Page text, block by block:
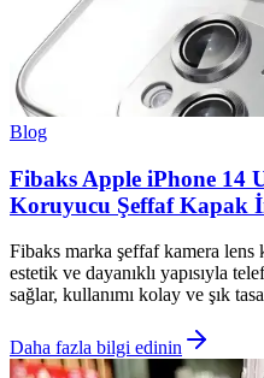
Blog
Fibaks Apple iPhone 14
Koruyucu Şeffaf Kapak
Fibaks marka şeffaf kamera
estetik ve dayanıklı yapısıyla
sağlar, kullanımı kolay ve şık
Daha fazla bilgi edinin